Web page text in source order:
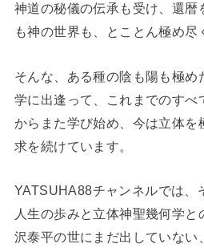
神道の秘儀の伝承も受け、還暦
も神の世界も、とことん極め尽
そんな、ある種の陰も陽も極
学に出逢って、これまでのすべ
からまた学び始め、今は立体を
求を続けています。
YATSUHA88チャンネルでは、
人生の歩みと立体神聖幾何学
沢泰平の世にまだ出していない